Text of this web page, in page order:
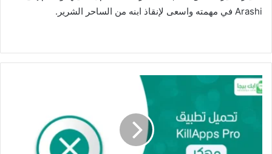
Arashi في مهمته واسعى لإنقاذ ابنه من الساحر الشرير.